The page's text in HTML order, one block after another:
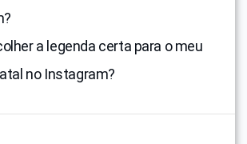
a legenda certa para o meu
no Instagram?